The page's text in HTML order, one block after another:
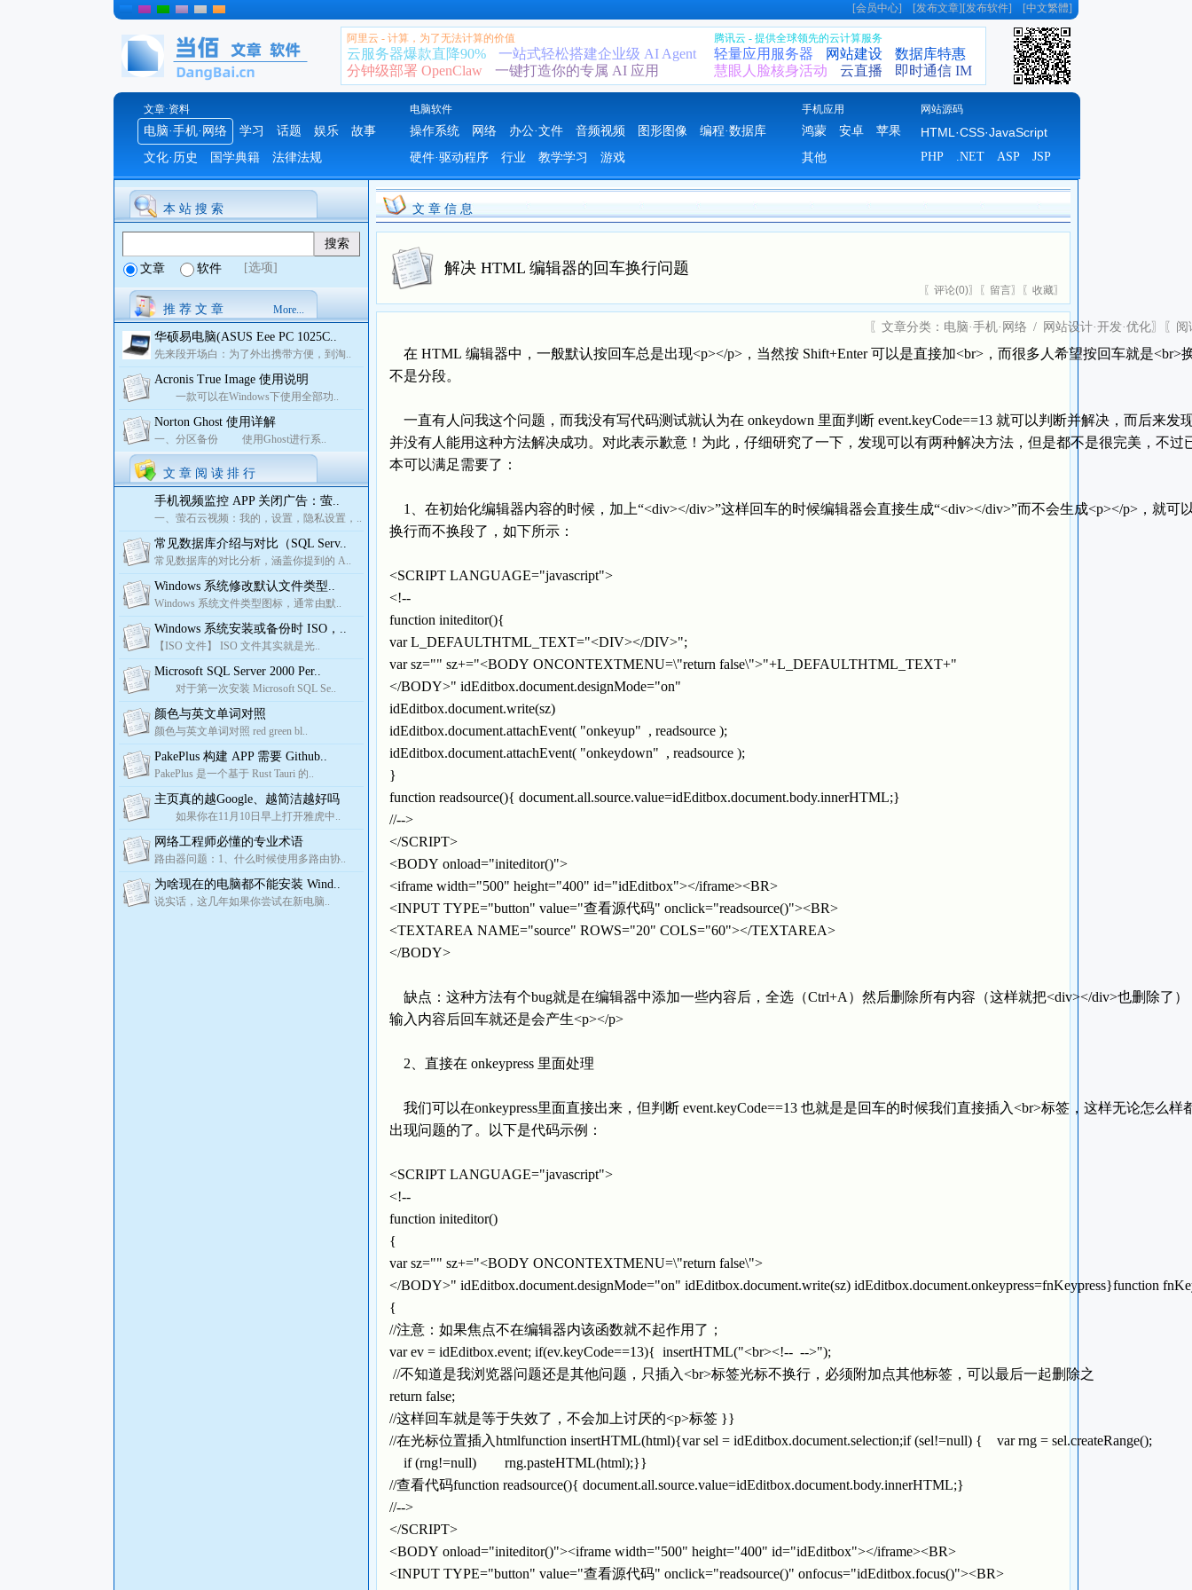
[会员中心] [发布文章][发布软件] [中文繁體]
阿里云 - 计算，为了无法计算的价值
云服务器爆款直降90%
一站式轻松搭建企业级 AI Agent
分钟级部署 OpenClaw
一键打造你的专属 AI 应用
腾讯云 - 提供全球领先的云计算服务
轻量应用服务器 网站建设
数据库特惠
慧眼人脸核身活动
云直播 即时通信 IM
文章·资料 电脑软件 手机应用 网站源码
电脑·手机·网络 学习 话题 娱乐
故事
文化·历史
国学典籍 法律法规
操作系统 网络 办公·文件 音频视频 图形图像
编程·数据库
硬件·驱动程序
行业 教学学习 游戏
鸿蒙 安卓
苹果
其他
HTML·CSS·JavaScript
PHP .NET ASP JSP
本 站 搜 索
文章 软件 [选项]
推 荐 文 章 More...
华硕易电脑(ASUS Eee PC 1025C..
先来段开场白：为了外出携带方便，到淘..
Acronis True Image 使用说明
一款可以在Windows下使用全部功..
Norton Ghost 使用详解
一、分区备份 使用Ghost进行系..
文 章 阅 读 排 行
手机视频监控 APP 关闭广告：萤..
一、萤石云视频：我的，设置，隐私设置，..
常见数据库介绍与对比（SQL Serv..
常见数据库的对比分析，涵盖你提到的 A..
Windows 系统修改默认文件类型..
Windows 系统文件类型图标，通常由默..
Windows 系统安装或备份时 ISO，..
【ISO 文件】 ISO 文件其实就是光..
Microsoft SQL Server 2000 Per..
对于第一次安装 Microsoft SQL Se..
颜色与英文单词对照
颜色与英文单词对照 red green bl..
PakePlus 构建 APP 需要 Github..
PakePlus 是一个基于 Rust Tauri 的..
主页真的越Google、越简洁越好吗
如果你在11月10日早上打开雅虎中..
网络工程师必懂的专业术语
路由器问题：1、什么时候使用多路由协..
为啥现在的电脑都不能安装 Wind..
说实话，这几年如果你尝试在新电脑..
文 章 信 息
解决 HTML 编辑器的回车换行问题
〖 评论(0)〗〖 留言〗〖 收藏〗
〖文章分类： 电脑·手机·网络 / 网站设计·开发·优化〗〖 阅
在 HTML 编辑器中，一般默认按回车总是出现<p></p>，当然按 Shift+Enter 可以是直接加<br>，而很多人希望按回车就是<br>
不是分段。
一直有人问我这个问题，而我没有写代码测试就认为在 onkeydown 里面判断 event.keyCode==13 就可以判断并解决，而后来发
并没有人能用这种方法解决成功。对此表示歉意！为此，仔细研究了一下，发现可以有两种解决方法，但是都不是很完美，不过
本可以满足需要了：
1、在初始化编辑器内容的时候，加上“<div></div>”这样回车的时候编辑器会直接生成“<div></div>”而不会生成<p></p>，就可
换行而不换段了，如下所示：
<SCRIPT LANGUAGE="javascript">
<!--
function initeditor(){
var L_DEFAULTHTML_TEXT="<DIV></DIV>";
var sz="" sz+="<BODY ONCONTEXTMENU=\"return false\">"+L_DEFAULTHTML_TEXT+"
</BODY>" idEditbox.document.designMode="on"
idEditbox.document.write(sz)
idEditbox.document.attachEvent( "onkeyup" , readsource );
idEditbox.document.attachEvent( "onkeydown" , readsource );
}
function readsource(){ document.all.source.value=idEditbox.document.body.innerHTML;}
//-->
</SCRIPT>
<BODY onload="initeditor()">
<iframe width="500" height="400" id="idEditbox"></iframe><BR>
<INPUT TYPE="button" value="查看源代码" onclick="readsource()"><BR>
<TEXTAREA NAME="source" ROWS="20" COLS="60"></TEXTAREA>
</BODY>
缺点：这种方法有个bug就是在编辑器中添加一些内容后，全选（Ctrl+A）然后删除所有内容（这样就把<div></div>也删除了）
输入内容后回车就还是会产生<p></p>
2、直接在 onkeypress 里面处理
我们可以在onkeypress里面直接出来，但判断 event.keyCode==13 也就是是回车的时候我们直接插入<br>标签，这样无论怎么样
出现问题的了。以下是代码示例：
<SCRIPT LANGUAGE="javascript">
<!--
function initeditor()
{
var sz="" sz+="<BODY ONCONTEXTMENU=\"return false\">
</BODY>" idEditbox.document.designMode="on" idEditbox.document.write(sz) idEditbox.document.onkeypress=fnKeypress}function
{
//注意：如果焦点不在编辑器内该函数就不起作用了；
var ev = idEditbox.event; if(ev.keyCode==13){ insertHTML("<br><!-- -->");
//不知道是我浏览器问题还是其他问题，只插入<br>标签光标不换行，必须附加点其他标签，可以最后一起删除之
return false;
//这样回车就是等于失效了，不会加上讨厌的<p>标签 }}
//在光标位置插入htmlfunction insertHTML(html){var sel = idEditbox.document.selection;if (sel!=null) { var rng = sel.createRange();
if (rng!=null) rng.pasteHTML(html);}}
//查看代码function readsource(){ document.all.source.value=idEditbox.document.body.innerHTML;}
//-->
</SCRIPT>
<BODY onload="initeditor()"><iframe width="500" height="400" id="idEditbox"></iframe><BR>
<INPUT TYPE="button" value="查看源代码" onclick="readsource()" onfocus="idEditbox.focus()"><BR>